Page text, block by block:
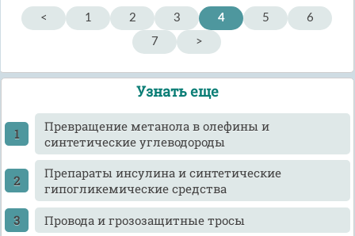
< 1 2 3 4 5
6
7
>
Узнать еще
Превращение метанола в олефины и
синтетические углеводороды
Препараты инсулина и синтетические
гипогликемические средства
Провода и грозозащитные тросы